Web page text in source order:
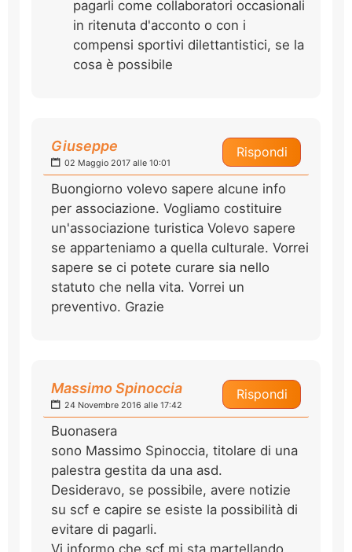
pagarli come collaboratori occasionali
in ritenuta d'acconto o con i
compensi sportivi dilettantistici, se la
cosa è possibile
Rispondi
Giuseppe
02 Maggio 2017 alle 10:01
Buongiorno volevo sapere alcune info
per associazione. Vogliamo costituire
un'associazione turistica Volevo sapere
se apparteniamo a quella culturale. Vorrei
sapere se ci potete curare sia nello
statuto che nella vita. Vorrei un
preventivo. Grazie
Rispondi
Massimo Spinoccia
24 Novembre 2016 alle 17:42
Buonasera
sono Massimo Spinoccia, titolare di una
palestra gestita da una asd.
Desideravo, se possibile, avere notizie
su scf e capire se esiste la possibilità di
evitare di pagarli.
Vi informo che scf mi sta martellando